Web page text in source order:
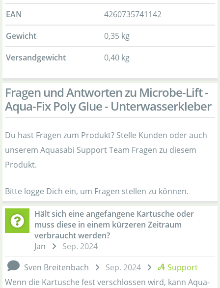
EAN
4260735741142
Gewicht
0,35 kg
Versandgewicht
0,40 kg
Fragen und Antworten zu Microbe-Lift -
Aqua-Fix Poly Glue - Unterwasserkleber
Du hast Fragen zum Produkt? Stelle Kunden oder auch
unserem Aquasabi Support Team Fragen zu diesem
Produkt.
Bitte logge Dich ein, um Fragen stellen zu können.
Hält sich eine angefangene Kartusche oder
muss diese in einem kürzeren Zeitraum
verbraucht werden?
Jan
Sep. 2024
Sven Breitenbach
Sep. 2024
Support
Wenn die Kartusche fest verschlossen wird, kann Aqua-